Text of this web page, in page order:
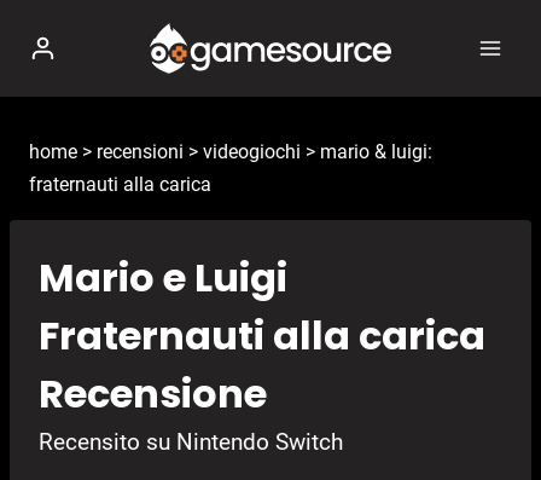
contenuto
home > recensioni > videogiochi > mario & luigi:
fraternauti alla carica
Mario e Luigi
Fraternauti alla carica
Recensione
Recensito su Nintendo Switch